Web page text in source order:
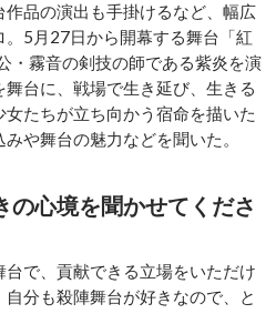
品の演出も手掛けるなど、幅広
5月27日から開幕する舞台「紅
・霧音の剣技の師である紫炎を演
台に、戦場で生き延び、生きる
たちが立ち向かう宿命を描いた
や舞台の魅力などを聞いた。
の心境を聞かせてくださ
で、貢献できる立場をいただけ
分も殺陣舞台が好きなので、と